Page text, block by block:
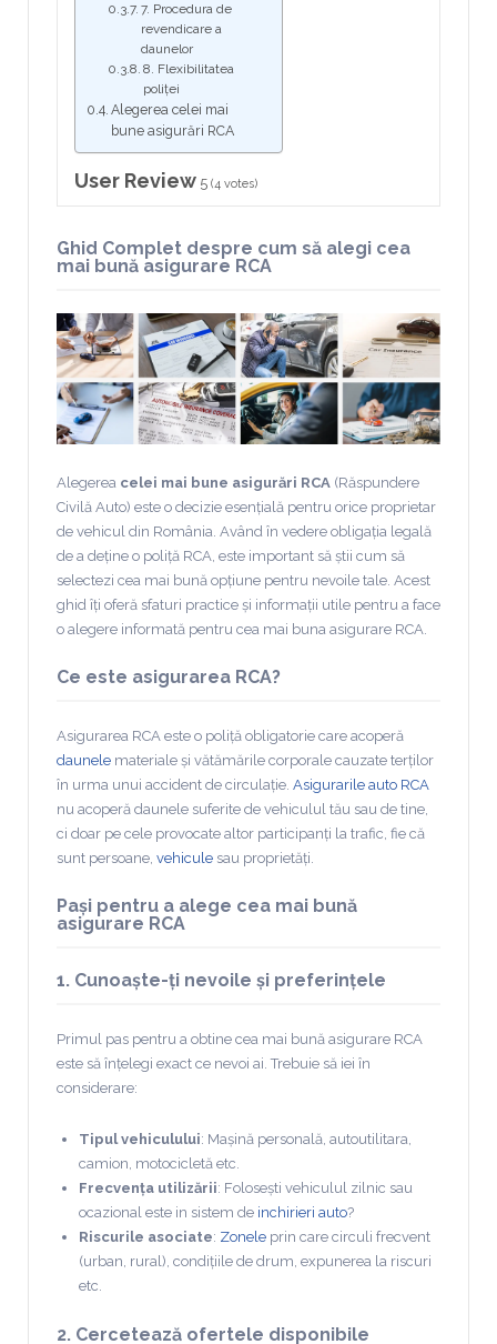
7. Procedura de
revendicare a
daunelor
8. Flexibilitatea
poliței
Alegerea celei mai
bune asigurări RCA
User Review 5 (4 votes)
Ghid Complet despre cum să alegi cea
mai bună asigurare RCA
Alegerea celei mai bune asigurări RCA (Răspundere
Civilă Auto) este o decizie esențială pentru orice proprietar
de vehicul din România. Având în vedere obligația legală
de a deține o poliță RCA, este important să știi cum să
selectezi cea mai bună opțiune pentru nevoile tale. Acest
ghid îți oferă sfaturi practice și informații utile pentru a face
o alegere informată pentru cea mai buna asigurare RCA.
Ce este asigurarea RCA?
Asigurarea RCA este o poliță obligatorie care acoperă
daunele materiale și vătămările corporale cauzate terților
în urma unui accident de circulație. Asigurarile auto RCA
nu acoperă daunele suferite de vehiculul tău sau de tine,
ci doar pe cele provocate altor participanți la trafic, fie că
sunt persoane, vehicule sau proprietăți.
Pași pentru a alege cea mai bună
asigurare RCA
1. Cunoaște-ți nevoile și preferințele
Primul pas pentru a obtine cea mai bună asigurare RCA
este să înțelegi exact ce nevoi ai. Trebuie să iei în
considerare:
Tipul vehiculului: Mașină personală, autoutilitara,
camion, motocicletă etc.
Frecvența utilizării: Folosești vehiculul zilnic sau
ocazional este in sistem de inchirieri auto?
Riscurile asociate: Zonele prin care circuli frecvent
(urban, rural), condițiile de drum, expunerea la riscuri
etc.
2. Cercetează ofertele disponibile